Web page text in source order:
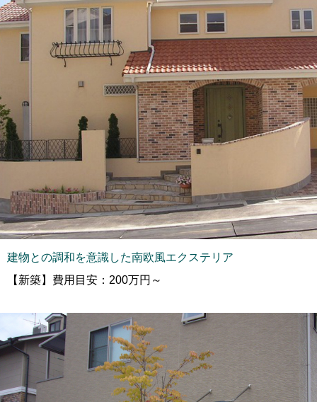
建物との調和を意識した南欧風エクステリア
【新築】費用目安：200万円～